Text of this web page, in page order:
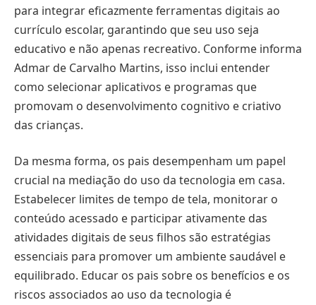
para integrar eficazmente ferramentas digitais ao
currículo escolar, garantindo que seu uso seja
educativo e não apenas recreativo. Conforme informa
Admar de Carvalho Martins, isso inclui entender
como selecionar aplicativos e programas que
promovam o desenvolvimento cognitivo e criativo
das crianças.
Da mesma forma, os pais desempenham um papel
crucial na mediação do uso da tecnologia em casa.
Estabelecer limites de tempo de tela, monitorar o
conteúdo acessado e participar ativamente das
atividades digitais de seus filhos são estratégias
essenciais para promover um ambiente saudável e
equilibrado. Educar os pais sobre os benefícios e os
riscos associados ao uso da tecnologia é